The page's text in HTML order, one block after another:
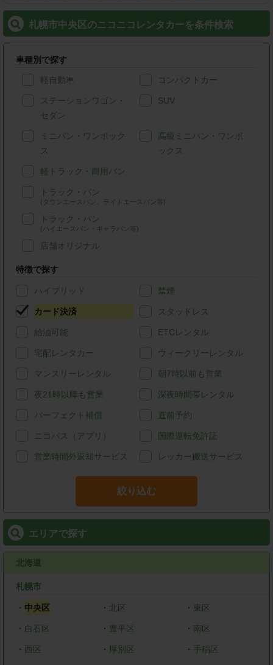
札幌市中央区のニコニコレンタカーを条件検索
車種別で探す
軽自動車 コンパクトカー
ステーションワゴン・
セダン
SUV
ミニバン・ワンボック
ス
高級ミニバン・ワンボ
ックス
軽トラック・商用バン
トラック・バン
(タウンエースバン、ライトエースバン等)
トラック・バン
(ハイエースバン・キャラバン等)
店舗オリジナル
特徴で探す
ハイブリッド 禁煙
カード決済 スタッドレス
給油可能 ETCレンタル
宅配レンタカー ウィークリーレンタル
マンスリーレンタル 朝7時以前も営業
夜21時以降も営業 深夜時間帯レンタル
パーフェクト補償 直前予約
ニコパス（アプリ） 国際運転免許証
営業時間外返却サービス レッカー搬送サービス
絞り込む
エリアで探す
北海道
札幌市
・ 中央区 ・ 北区 ・ 東区
・ 白石区 ・ 豊平区 ・ 南区
・ 西区 ・ 厚別区 ・ 手稲区